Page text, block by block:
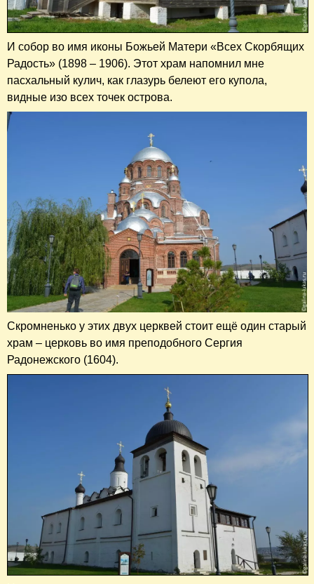
И собор во имя иконы Божьей Матери «Всех Скорбящих
Радость» (1898 – 1906). Этот храм напомнил мне
пасхальный кулич, как глазурь белеют его купола,
видные изо всех точек острова.
Скромненько у этих двух церквей стоит ещё один старый
храм – церковь во имя преподобного Сергия
Радонежского (1604).